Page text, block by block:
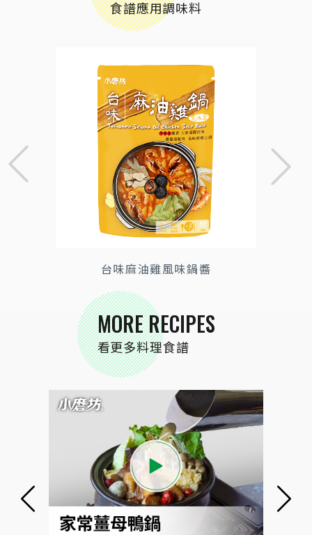
食譜應用調味料
台味麻油雞風味鍋醬
MORE RECIPES
看更多料理食譜